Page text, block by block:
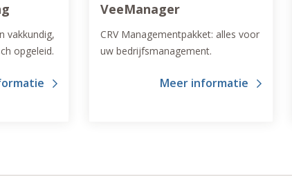
vakkundig,
opgeleid.
per
VeeManager
CRV Managementpakket: alles voor
uw bedrijfsmanagement.
Meer informatie